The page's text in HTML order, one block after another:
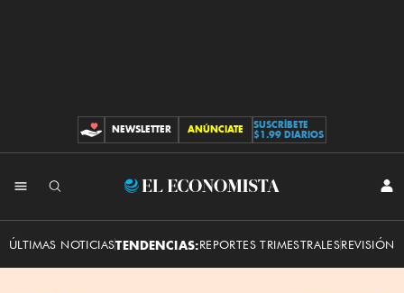
CONTRIBUCIONES
NEWSLETTER ANÚNCIATE
SUSCRÍBETE
$1.99 DIARIOS
El
ÚLTIMAS NOTICIASTENDENCIAS:REPORTES TRIMESTRALESREVISIÓN